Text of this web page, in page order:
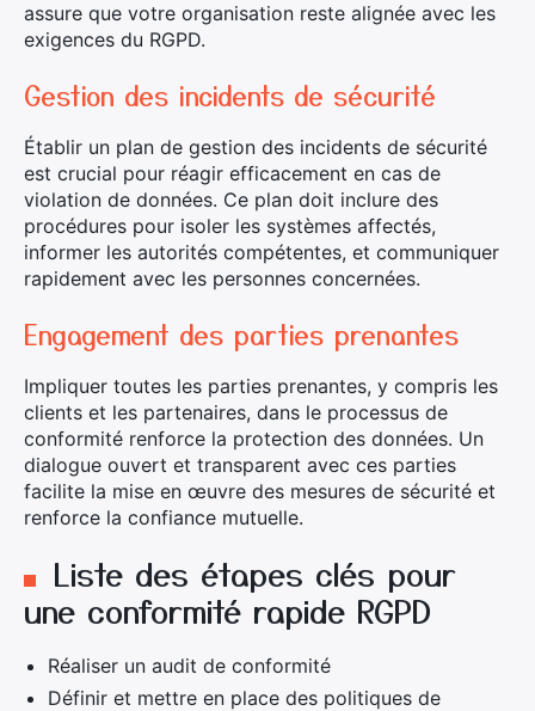
assure que votre organisation reste alignée avec les
exigences du RGPD.
Gestion des incidents de sécurité
Établir un plan de gestion des incidents de sécurité
est crucial pour réagir efficacement en cas de
violation de données. Ce plan doit inclure des
procédures pour isoler les systèmes affectés,
informer les autorités compétentes, et communiquer
rapidement avec les personnes concernées.
Engagement des parties prenantes
Impliquer toutes les parties prenantes, y compris les
clients et les partenaires, dans le processus de
conformité renforce la protection des données. Un
dialogue ouvert et transparent avec ces parties
facilite la mise en œuvre des mesures de sécurité et
renforce la confiance mutuelle.
Liste des étapes clés pour
une conformité rapide RGPD
Réaliser un audit de conformité
Définir et mettre en place des politiques de
Rechercher
: